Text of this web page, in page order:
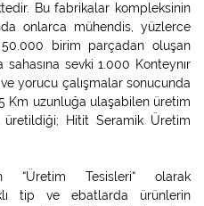
Bu fabrikalar kompleksinin
onlarca mühendis, yüzlerce
birim parçadan oluşan
sevki 1.000 Konteynır
yorucu çalışmalar sonucunda
Km uzunluğa ulaşabilen üretim
Hitit Seramik Üretim
“Üretim Tesisleri“ olarak
tip ve ebatlarda ürünlerin